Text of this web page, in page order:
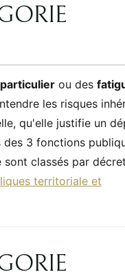
ou des
les risques
qu'elle justifie un
3 fonctions
classés par décret
territoriale et